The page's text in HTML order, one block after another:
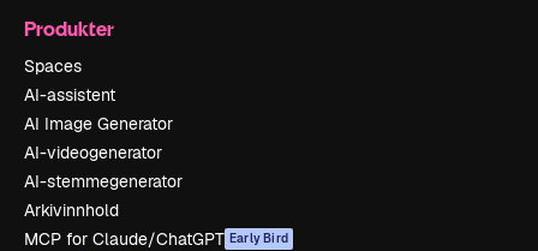
Produkter
Spaces
AI-assistent
AI Image Generator
AI-videogenerator
AI-stemmegenerator
Arkivinnhold
MCP for Claude/ChatGPT Early Bird